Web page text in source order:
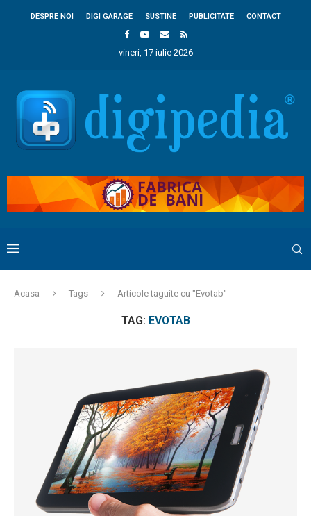
DESPRE NOI DIGI GARAGE SUSTINE PUBLICITATE CONTACT
vineri, 17 iulie 2026
Acasa Tags Articole taguite cu "Evotab"
TAG: EVOTAB